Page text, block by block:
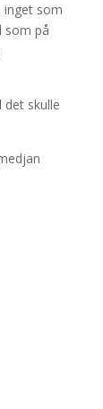
som
som på
det skulle